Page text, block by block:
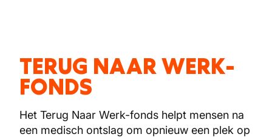
TERUG NAAR WERK-
FONDS
Het Terug Naar Werk-fonds helpt mensen na
een medisch ontslag om opnieuw een plek op